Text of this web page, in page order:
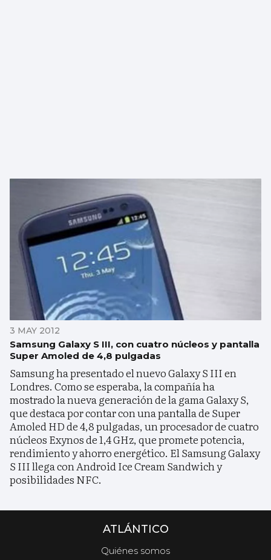
3 MAY 2012
Samsung Galaxy S III, con cuatro núcleos y pantalla
Super Amoled de 4,8 pulgadas
Samsung ha presentado el nuevo Galaxy S III en
Londres. Como se esperaba, la compañía ha
mostrado la nueva generación de la gama Galaxy S,
que destaca por contar con una pantalla de Super
Amoled HD de 4,8 pulgadas, un procesador de cuatro
núcleos Exynos de 1,4 GHz, que promete potencia,
rendimiento y ahorro energético. El Samsung Galaxy
S III llega con Android Ice Cream Sandwich y
posibilidades NFC.
ATLÁNTICO
Quiénes somos